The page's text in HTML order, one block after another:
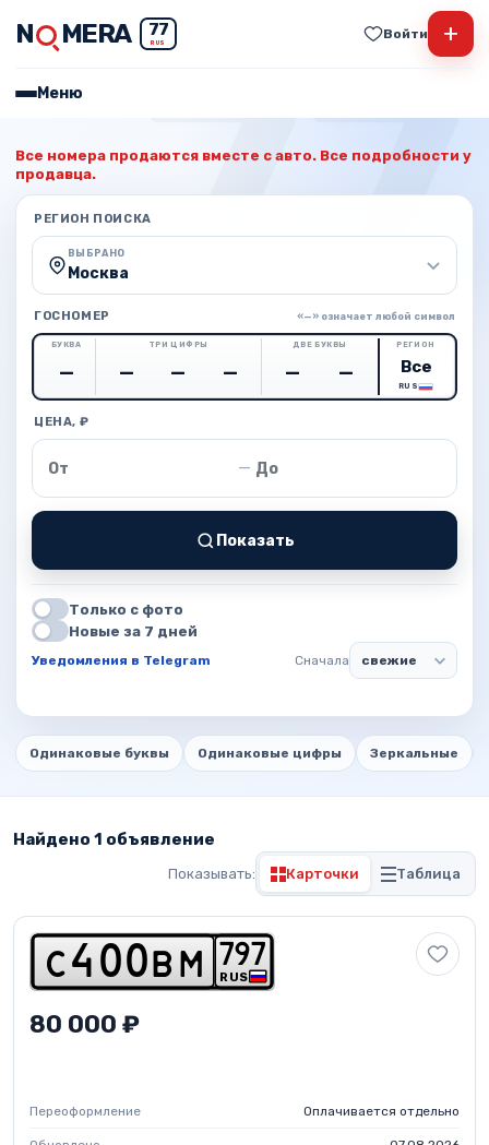
N MERA 77
RUS
Войти +
Меню
Все номера продаются вместе с авто. Все подробности у
продавца.
РЕГИОН ПОИСКА
ВЫБРАНО
Москва
ГОСНОМЕР «—» означает любой символ
БУКВА ТРИ ЦИФРЫ ДВЕ БУКВЫ РЕГИОН
RUS
ЦЕНА, ₽
Цена от — Цена до
Показать
Только с фото
Новые за 7 дней
Уведомления в Telegram Сначала
Одинаковые буквы Одинаковые цифры Зеркальные
Найдено 1 объявление
Показывать: Карточки Таблица
c 4 0 0 b m RUS
79 7
80 000 ₽
Переоформление Оплачивается отдельно